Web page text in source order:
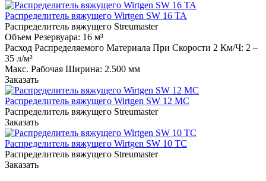
Распределитель вяжущего Wirtgen SW 16 TA
Распределитель вяжущего Streumaster
Объем Резервуара: 16 м³
Расход Распределяемого Материала При Скорости 2 Км/ч: 2 –
35 л/м²
Макс. Рабочая Ширина: 2.500 мм
Заказать
Распределитель вяжущего Wirtgen SW 12 MC
Распределитель вяжущего Streumaster
Заказать
Распределитель вяжущего Wirtgen SW 10 TC
Распределитель вяжущего Streumaster
Заказать